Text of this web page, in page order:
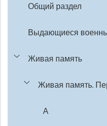
Общий раздел
Выдающиеся
Живая память
Живая память.
А